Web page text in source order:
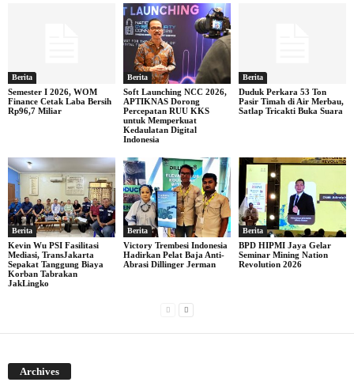
Berita
Semester I 2026, WOM
Finance Cetak Laba Bersih
Rp96,7 Miliar
Berita
Soft Launching NCC 2026,
APTIKNAS Dorong
Percepatan RUU KKS
untuk Memperkuat
Kedaulatan Digital
Indonesia
Berita
Duduk Perkara 53 Ton
Pasir Timah di Air Merbau,
Satlap Tricakti Buka Suara
Berita
Kevin Wu PSI Fasilitasi
Mediasi, TransJakarta
Sepakat Tanggung Biaya
Korban Tabrakan
JakLingko
Berita
Victory Trembesi Indonesia
Hadirkan Pelat Baja Anti-
Abrasi Dillinger Jerman
Berita
BPD HIPMI Jaya Gelar
Seminar Mining Nation
Revolution 2026
Archives